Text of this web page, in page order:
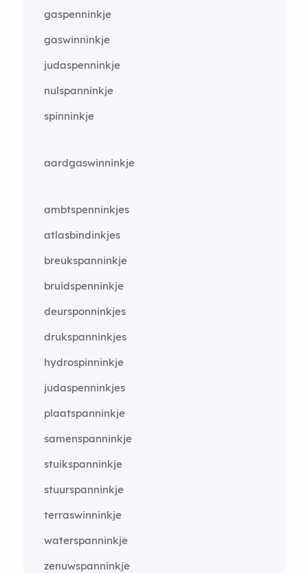
gaspenninkje
gaswinninkje
judaspenninkje
nulspanninkje
spinninkje
aardgaswinninkje
ambtspenninkjes
atlasbindinkjes
breukspanninkje
bruidspenninkje
deursponninkjes
drukspanninkjes
hydrospinninkje
judaspenninkjes
plaatspanninkje
samenspanninkje
stuikspanninkje
stuurspanninkje
terraswinninkje
waterspanninkje
zenuwspanninkje